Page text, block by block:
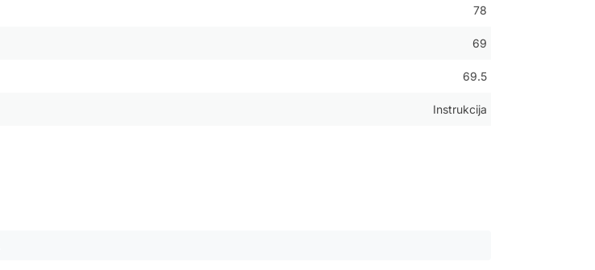
78
69
69.5
Instrukcija